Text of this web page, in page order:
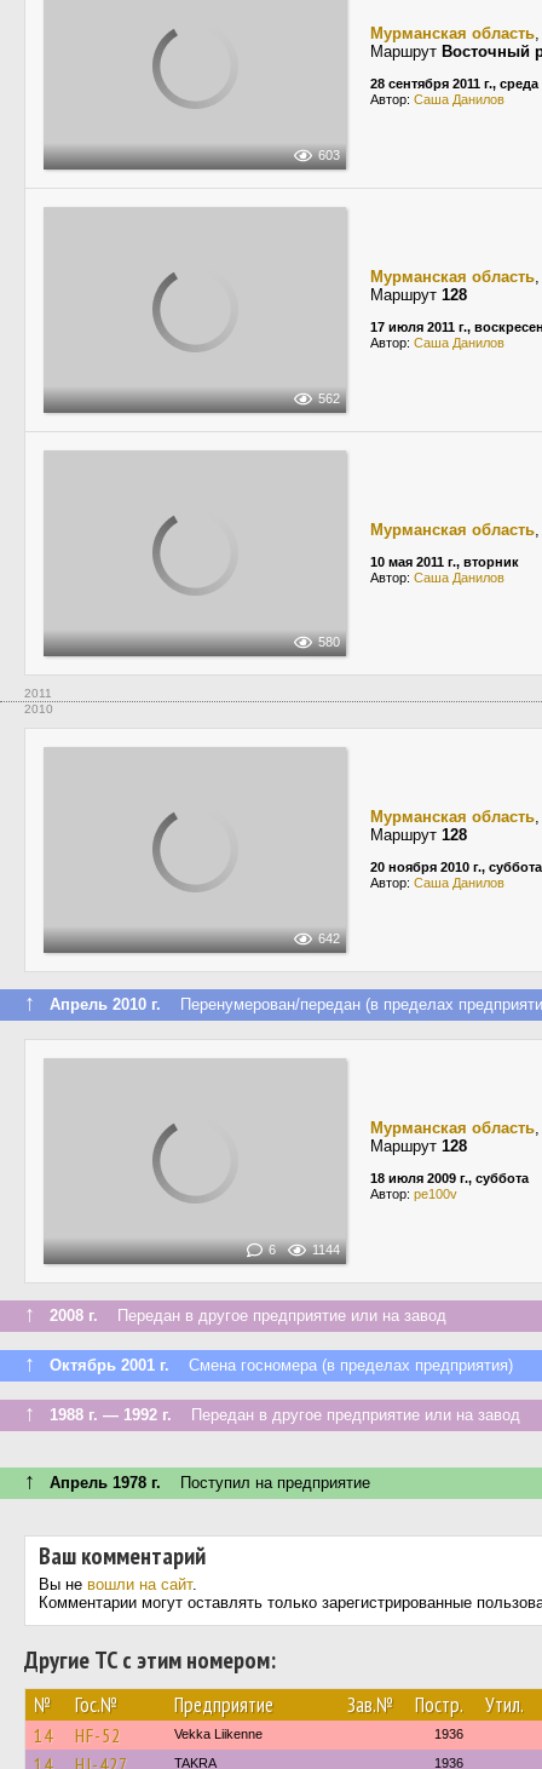
603
Мурманская область
Маршрут Восточный
28 сентября 2011 г., среда
Автор: Саша Данилов
562
Мурманская область
Маршрут 128
17 июля 2011 г.,
Автор: Саша Данилов
580
Мурманская область
10 мая 2011 г., вторник
Автор: Саша Данилов
2011
2010
642
Мурманская область
Маршрут 128
20 ноября 2010 г., суббота
Автор: Саша Данилов
↑ Апрель 2010 г. Перенумерован/передан (в пределах
6 1144
Мурманская область
Маршрут 128
18 июля 2009 г., суббота
Автор: pe100v
↑ 2008 г. Передан в другое предприятие или на завод
↑ Октябрь 2001 г. Смена госномера (в пределах предприятия)
↑ 1988 г. — 1992 г. Передан в другое предприятие или на завод
↑ Апрель 1978 г. Поступил на предприятие
Ваш комментарий
Вы не вошли на сайт.
Комментарии могут оставлять только зарегистрированные
Другие ТС с этим номером:
№ Гос.№ Предприятие Зав.№ Постр. Утил.
14 HF-52 Vekka Liikenne 1936
14 HJ-427 TAKRA 1936